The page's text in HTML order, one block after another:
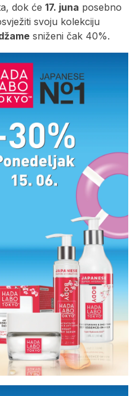
dok će 17. juna posebno
svoju kolekciju
sniženi čak 40%.